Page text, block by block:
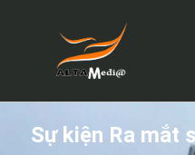
Sự kiện Ra mắt